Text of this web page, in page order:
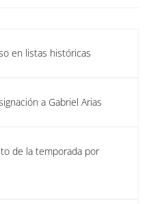
en listas históricas
a Gabriel Arias
de la temporada por